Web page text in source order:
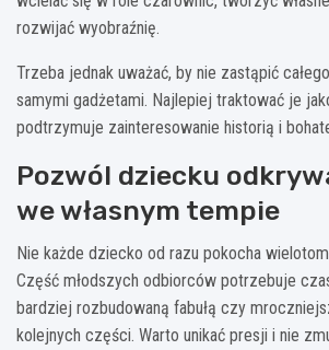
rozwijać wyobraźnię.
Trzeba jednak uważać, by nie zastąpić
samymi gadżetami. Najlepiej traktować je
podtrzymuje zainteresowanie historią i
Pozwól dziecku
we własnym tempie
Nie każde dziecko od razu pokocha
Część młodszych odbiorców potrzebuje
bardziej rozbudowaną fabułą czy
kolejnych części. Warto unikać presji i nie